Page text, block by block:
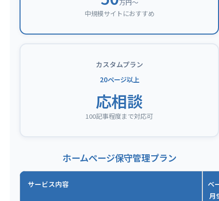
万円〜
中規模サイトにおすすめ
カスタムプラン
20ページ以上
応相談
100記事程度まで対応可
ホームページ保守管理プラン
サービス内容
ベ
月